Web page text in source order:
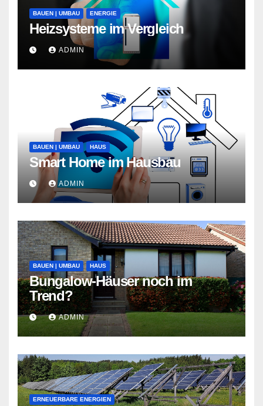
BAUEN | UMBAU ENERGIE
Heizsysteme im Vergleich
ADMIN
BAUEN | UMBAU HAUS
Smart Home im Hausbau
ADMIN
BAUEN | UMBAU HAUS
Bungalow-Häuser noch im
Trend?
ADMIN
ERNEUERBARE ENERGIEN